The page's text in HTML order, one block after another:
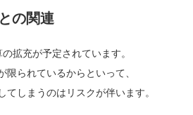
の関連
拡充が予定されています。
られているからといって、
しまうのはリスクが伴います。